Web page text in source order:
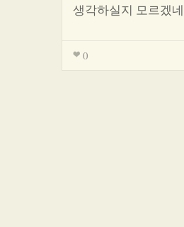
생각하실지 모르겠
0